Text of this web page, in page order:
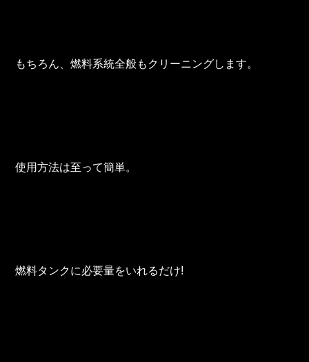
もちろん、燃料系統全般もクリーニングします。
使用方法は至って簡単。
燃料タンクに必要量をいれるだけ!